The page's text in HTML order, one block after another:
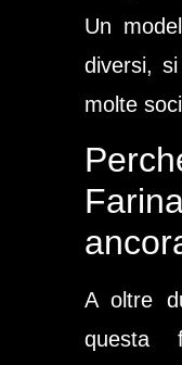
Un
diversi,
molte
A oltre
questa